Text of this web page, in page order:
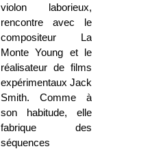
violon laborieux,
rencontre avec le
compositeur La
Monte Young et le
réalisateur de films
expérimentaux Jack
Smith. Comme à
son habitude, elle
fabrique des
séquences